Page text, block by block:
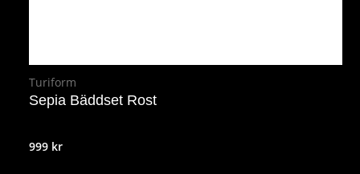
Turiform
Sepia Bäddset Rost
999 kr